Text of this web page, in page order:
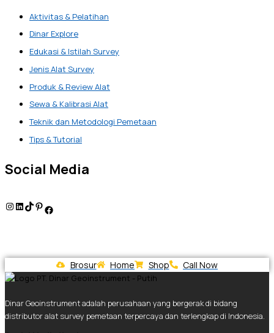
Aktivitas & Pelatihan
Dinar Explore
Edukasi & Istilah Survey
Jenis Alat Survey
Produk & Review Alat
Sewa & Kalibrasi Alat
Teknik dan Metodologi Pemetaan
Tips & Tutorial
Social Media
Brosur Home Shop Call Now
Dinar Geoinstrument adalah perusahaan yang bergerak di bidang
distributor alat survey pemetaan terpercaya dan terlengkap di Indonesia.